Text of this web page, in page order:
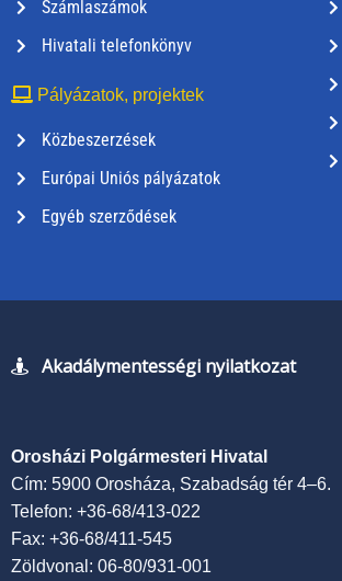
Számlaszámok
Hivatali telefonkönyv
Pályázatok, projektek
Közbeszerzések
Európai Uniós pályázatok
Egyéb szerződések
Akadálymentességi nyilatkozat
Orosházi Polgármesteri Hivatal
Cím: 5900 Orosháza, Szabadság tér 4–6.
Telefon: +36-68/413-022
Fax: +36-68/411-545
Zöldvonal: 06-80/931-001